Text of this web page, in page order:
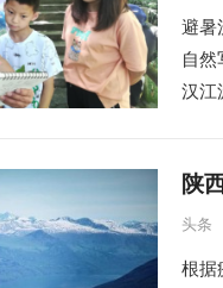
避暑
自然
汉江
陕
头条
根据